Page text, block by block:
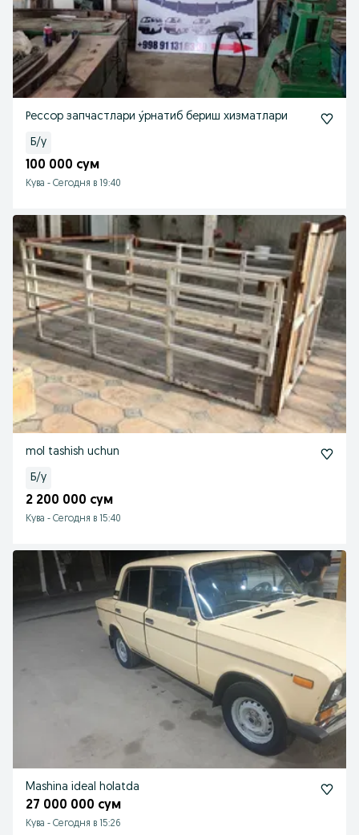
Рессор запчастлари у́рнатиб бериш хизматлари
Б/у
100 000 сум
Кува - Сегодня в 19:40
mol tashish uchun
Б/у
2 200 000 сум
Кува - Сегодня в 15:40
Mashina ideal holatda
27 000 000 сум
Кува - Сегодня в 15:26